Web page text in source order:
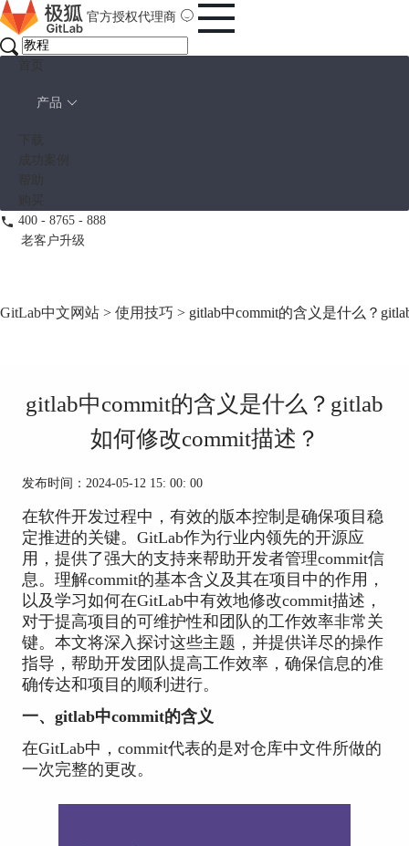
官方授权代理商
产品
400 - 8765 - 888
老客户升级
GitLab中文网站 > 使用技巧 > gitlab中commit的含义是什么？
gitlab中commit的含义是什么？gitlab
如何修改commit描述？
发布时间：2024-05-12 15: 00: 00
在软件开发过程中，有效的版本控制是确保项目稳
定推进的关键。GitLab作为行业内领先的开源应
用，提供了强大的支持来帮助开发者管理commit信
息。理解commit的基本含义及其在项目中的作用，
以及学习如何在GitLab中有效地修改commit描述，
对于提高项目的可维护性和团队的工作效率非常关
键。本文将深入探讨这些主题，并提供详尽的操作
指导，帮助开发团队提高工作效率，确保信息的准
确传达和项目的顺利进行。
一、gitlab中commit的含义
在GitLab中，commit代表的是对仓库中文件所做的
一次完整的更改。